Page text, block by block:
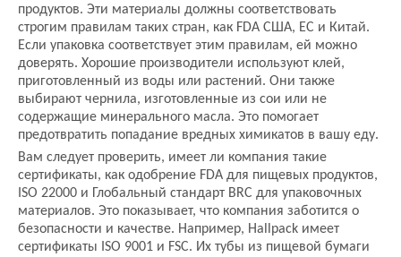
продуктов. Эти материалы должны соответствовать
строгим правилам таких стран, как FDA США, ЕС и Китай.
Если упаковка соответствует этим правилам, ей можно
доверять. Хорошие производители используют клей,
приготовленный из воды или растений. Они также
выбирают чернила, изготовленные из сои или не
содержащие минерального масла. Это помогает
предотвратить попадание вредных химикатов в вашу еду.
Вам следует проверить, имеет ли компания такие
сертификаты, как одобрение FDA для пищевых продуктов,
ISO 22000 и Глобальный стандарт BRC для упаковочных
материалов. Это показывает, что компания заботится о
безопасности и качестве. Например, Hallpack имеет
сертификаты ISO 9001 и FSC. Их тубы из пищевой бумаги